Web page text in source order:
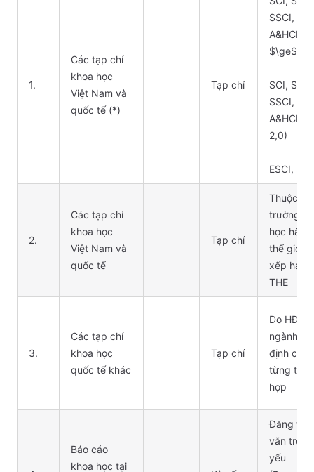
1.
Các tạp chí
khoa học
Việt Nam và
quốc tế (*)
Tạp chí
SSCI,
A&HCI (IF
SCI,
SSCI,
A&HCI
2,0)
ESCI,
2.
Các tạp chí
khoa học
Việt Nam và
quốc tế
Tạp chí
Thuộc
trường
học
thế giới
xếp
THE
3.
Các tạp chí
khoa học
quốc tế khác
Tạp chí
Do HĐGS
ngành
định cụ
từng
hợp
Báo cáo
khoa học tại
Đăng
văn
yếu